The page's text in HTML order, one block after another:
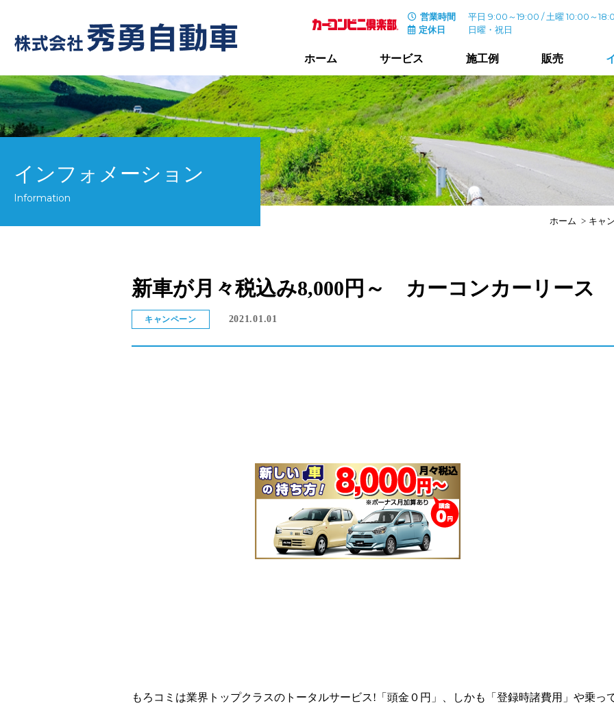
ホーム サービス 施工例 販売
営業時間
平日 9:00～19:00 / 土曜 10:00～
定休日
日曜・祝日
インフォメーション
Information
ホーム キャ
新車が月々税込み8,000円～ カーコンカーリース
キャンペーン 2021.01.01
もろコミは業界トップクラスのトータルサービス!「頭金０円」、しかも「登録時諸費用」や乗っ